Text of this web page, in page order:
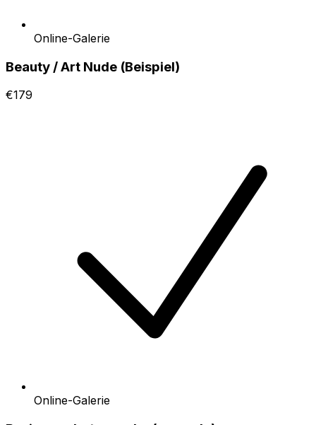
Online-Galerie
Beauty / Art Nude (Beispiel)
€179
Online-Galerie